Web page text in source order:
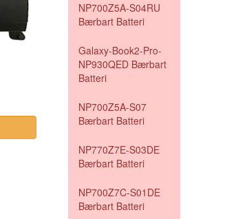
NP700Z5A-S04RU
Bærbart Batteri
Galaxy-Book2-Pro-
NP930QED Bærbart
Batteri
NP700Z5A-S07
Bærbart Batteri
NP770Z7E-S03DE
Bærbart Batteri
NP700Z7C-S01DE
Bærbart Batteri